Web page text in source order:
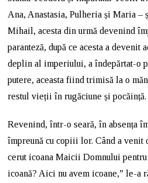
Ana, Anastasia, Pulheria și Maria –
Mihail, acesta din urmă devenind
paranteză, după ce acesta a devenit
deplin al imperiului, a îndepărtat-o
putere, aceasta fiind trimisă la o
restul vieții în rugăciune și pocăință.
Revenind, într-o seară, în absența
împreună cu copiii lor. Când a venit
cerut icoana Maicii Domnului
icoană? Aici nu avem icoane,” le-a